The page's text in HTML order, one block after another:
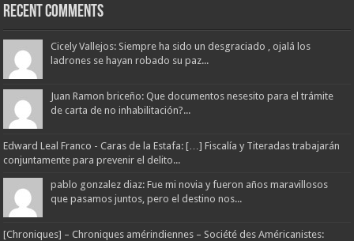
Recent Comments
Cicely Vallejos: Siempre ha sido un desgraciado , ojalá los
ladrones se hayan robado su paz...
Juan Ramon briceño: Que documentos nesesito para el trámite
de carta de no inhabilitación?...
Edward Leal Franco - Caras de la Estafa: […] Fiscalía y Titeradas trabajarán
conjuntamente para prevenir el delito...
pablo gonzalez diaz: Fue mi novia y fueron años maravillosos
que pasamos juntos, pero el destino nos...
[Chroniques] – Chroniques amérindiennes – Société des Américanistes: